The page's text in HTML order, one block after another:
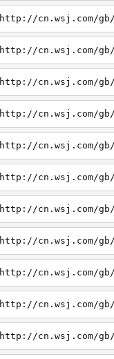
http://cn.wsj.com/gb/
http://cn.wsj.com/gb/
http://cn.wsj.com/gb/
http://cn.wsj.com/gb/
http://cn.wsj.com/gb/
http://cn.wsj.com/gb/
http://cn.wsj.com/gb/
http://cn.wsj.com/gb/
http://cn.wsj.com/gb/
http://cn.wsj.com/gb/
http://cn.wsj.com/gb/